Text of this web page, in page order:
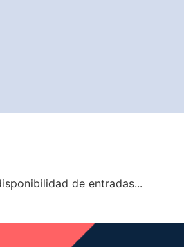
de entradas...